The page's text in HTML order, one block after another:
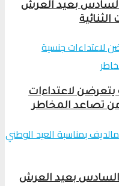
السادس بعيد العرش
لاعتداءات
تصاعد المخاطر
السادس بعيد العرش